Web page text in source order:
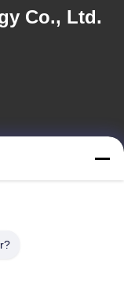
Co., Ltd.
Anhui, China